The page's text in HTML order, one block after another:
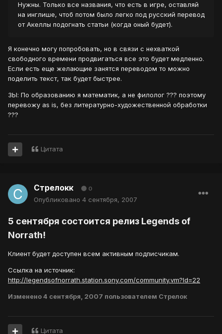
Нужны. Только все названия, что есть в игре, оставляй
на инглише, чтоб потом было легко под русский перевод
от Акеллы подогнать статьи (когда оный будет).
Я конечно могу попробовать, но в связи с нехваткой
свободного времени продвигаться все это будет медленно.
Если есть еще желающие занятся переводом то можно
поделить текст, так будет быстрее.
ЗЫ: По образованию я математик, а не филолог ??? поэтому
перевожу as is, без литературно-художественной обработки
???
Цитата
Стрелокк 0
Опубликовано 4 сентября, 2007
5 сентября состоится релиз Legends of
Norrath!
Клиент будет доступен всем активным подписчикам.
Ссылка на источник:
http://legendsofnorrath.station.sony.com/community.vm?Id=22
Изменено4 сентября, 2007 пользователем Стрелок
Цитата